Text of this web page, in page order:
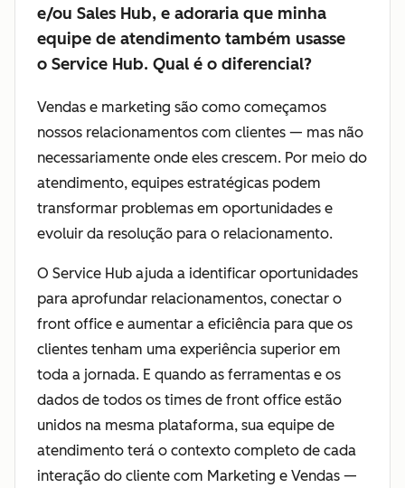
e/ou Sales Hub, e adoraria que minha
equipe de atendimento também usasse
o Service Hub. Qual é o diferencial?
Vendas e marketing são como começamos
nossos relacionamentos com clientes — mas não
necessariamente onde eles crescem. Por meio do
atendimento, equipes estratégicas podem
transformar problemas em oportunidades e
evoluir da resolução para o relacionamento.
O Service Hub ajuda a identificar oportunidades
para aprofundar relacionamentos, conectar o
front office e aumentar a eficiência para que os
clientes tenham uma experiência superior em
toda a jornada. E quando as ferramentas e os
dados de todos os times de front office estão
unidos na mesma plataforma, sua equipe de
atendimento terá o contexto completo de cada
interação do cliente com Marketing e Vendas —